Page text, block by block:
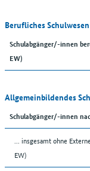
Berufliches Schulwesen
Schulabgänger/-innen
EW)
Allgemeinbildendes
Schulabgänger/-innen
... insgesamt ohne
EW)